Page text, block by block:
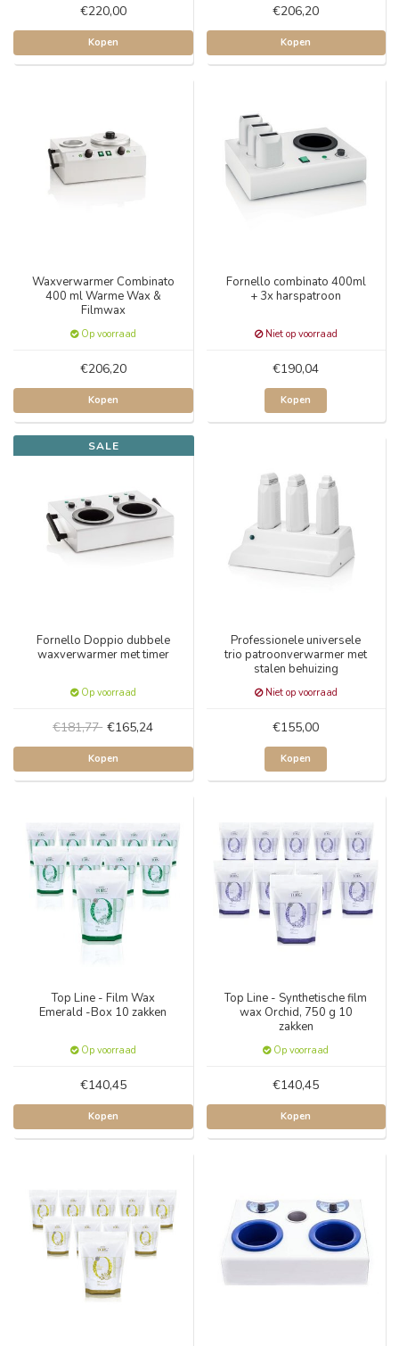
€220,00
Kopen
€206,20
Kopen
Waxverwarmer Combinato
400 ml Warme Wax &
Filmwax
Op voorraad
€206,20
Kopen
Fornello combinato 400ml
+ 3x harspatroon
Niet op voorraad
€190,04
Kopen
SALE
Fornello Doppio dubbele
waxverwarmer met timer
Op voorraad
€181,77 €165,24
Kopen
Professionele universele
trio patroonverwarmer met
stalen behuizing
Niet op voorraad
€155,00
Kopen
Top Line - Film Wax
Emerald -Box 10 zakken
Op voorraad
€140,45
Kopen
Top Line - Synthetische film
wax Orchid, 750 g 10
zakken
Op voorraad
€140,45
Kopen